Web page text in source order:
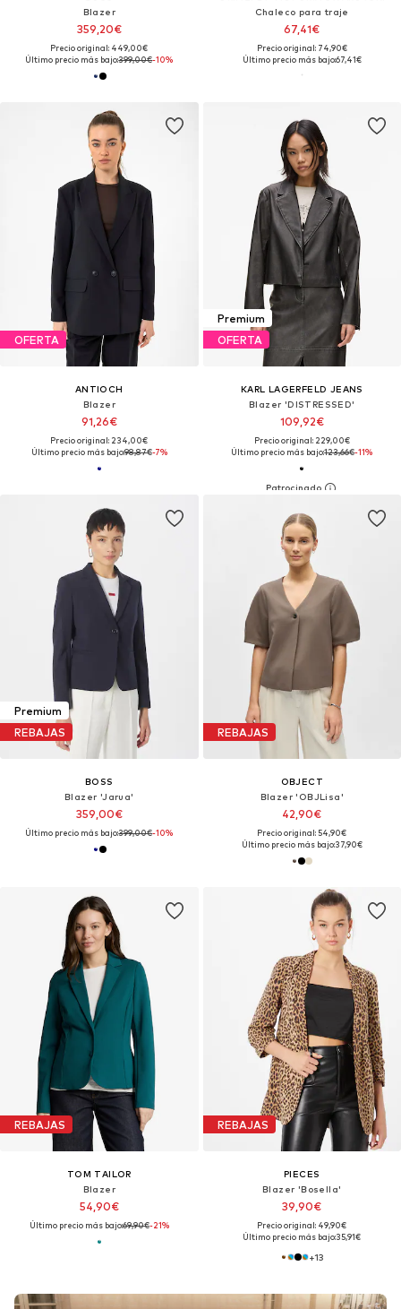
Blazer
359,20€
Precio original: 449,00€
Último precio más bajo:399,00€-10%
Chaleco para traje
67,41€
Precio original: 74,90€
Último precio más bajo:67,41€
OFERTA
ANTIOCH
Blazer
91,26€
Precio original: 234,00€
Último precio más bajo:98,87€-7%
Premium
OFERTA
KARL LAGERFELD JEANS
Blazer 'DISTRESSED'
109,92€
Precio original: 229,00€
Último precio más bajo:123,66€-11%
Premium
REBAJAS
BOSS
Blazer 'Jarua'
359,00€
Último precio más bajo:399,00€-10%
REBAJAS
OBJECT
Blazer 'OBJLisa'
42,90€
Precio original: 54,90€
Último precio más bajo:37,90€
REBAJAS
TOM TAILOR
Blazer
54,90€
Último precio más bajo:69,90€-21%
REBAJAS
PIECES
Blazer 'Bosella'
39,90€
Precio original: 49,90€
Último precio más bajo:35,91€
+13